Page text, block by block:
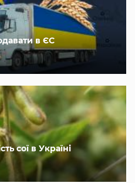
в ЄС
сої в Україні